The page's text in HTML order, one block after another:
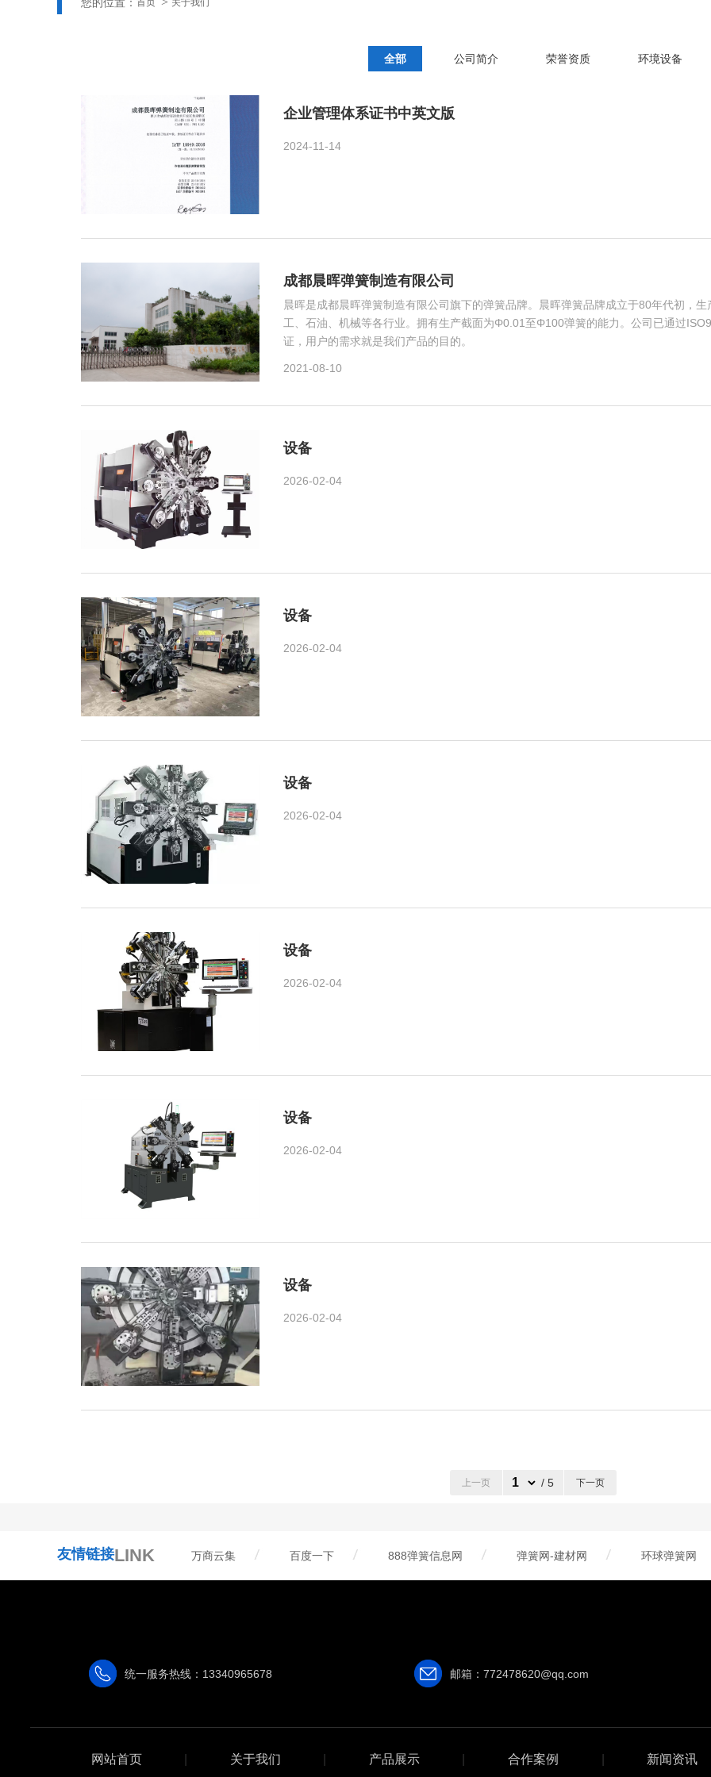
首页 关于我们
全部 公司简介 荣誉资质 环境设备
企业管理体系证书中英文版
2024-11-14
成都晨晖弹簧制造有限公司
晨晖是成都晨晖弹簧制造有限公司旗下的弹簧品牌。晨晖弹簧品牌成立于80年代初，
工、石油、机械等各行业。拥有生产截面为Φ0.01至Φ100弹簧的能力。公司已通过
证，用户的需求就是我们产品的目的。
2021-08-10
设备
2026-02-04
设备
2026-02-04
设备
2026-02-04
设备
2026-02-04
设备
2026-02-04
设备
2026-02-04
上一页 / 5 下一页
友情链接LINK 万商云集 百度一下 888弹簧信息网 弹簧网-建材网 环球弹簧网
统一服务热线：13340965678 邮箱：772478620@qq.com
网站首页 关于我们 产品展示 合作案例 新闻资讯